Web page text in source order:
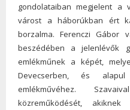
gondolataiban megjelent a
várost a háborúkban ért
borzalma. Ferenczi Gábor
beszédében a jelenlévők
emlékműnek a képét,
Devecserben, és
emlékművéhez.
közreműködését,